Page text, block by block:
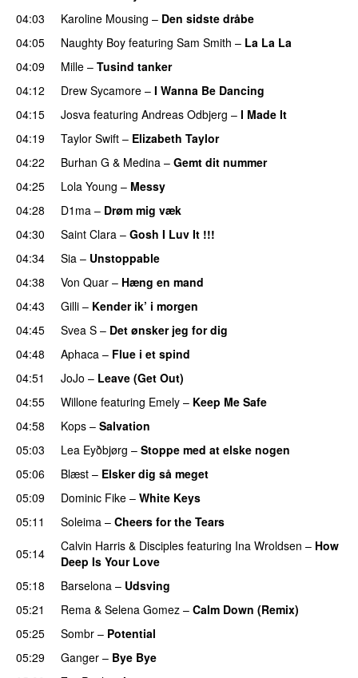
04:03
Karoline Mousing – Den sidste dråbe
04:05
Naughty Boy featuring Sam Smith – La La La
04:09
Mille – Tusind tanker
04:12
Drew Sycamore – I Wanna Be Dancing
04:15
Josva featuring Andreas Odbjerg – I Made It
04:19
Taylor Swift – Elizabeth Taylor
04:22
Burhan G & Medina – Gemt dit nummer
04:25
Lola Young – Messy
04:28 D1ma – Drøm mig væk
04:30 Saint Clara – Gosh I Luv It !!!
04:34
Sia – Unstoppable
04:38
Von Quar – Hæng en mand
04:43
Gilli – Kender ik’ i morgen
04:45
Svea S – Det ønsker jeg for dig
04:48
Aphaca – Flue i et spind
04:51
JoJo – Leave (Get Out)
04:55
Willone featuring Emely – Keep Me Safe
04:58
Kops – Salvation
05:03 Lea Eyðbjørg – Stoppe med at elske nogen
05:06 Blæst – Elsker dig så meget
05:09
Dominic Fike – White Keys
05:11 Soleima – Cheers for the Tears
05:14
Calvin Harris & Disciples featuring Ina Wroldsen – How
Deep Is Your Love
05:18
Barselona – Udsving
05:21 Rema & Selena Gomez – Calm Down (Remix)
05:25
Sombr – Potential
05:29 Ganger – Bye Bye